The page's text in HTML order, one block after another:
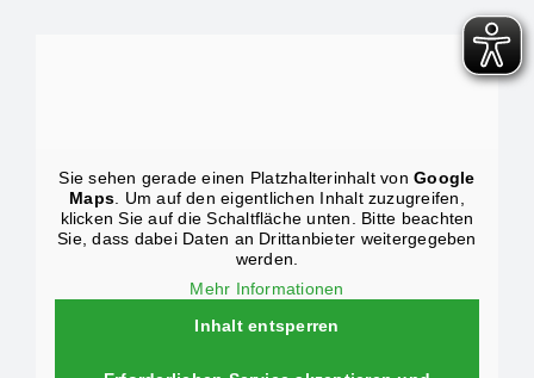
Sie sehen gerade einen Platzhalterinhalt vonGoogle
Maps. Um auf den eigentlichen Inhalt zuzugreifen,
klicken Sie auf die Schaltfläche unten. Bitte beachten
Sie, dass dabei Daten an Drittanbieter weitergegeben
werden.
Mehr Informationen
Inhalt entsperren